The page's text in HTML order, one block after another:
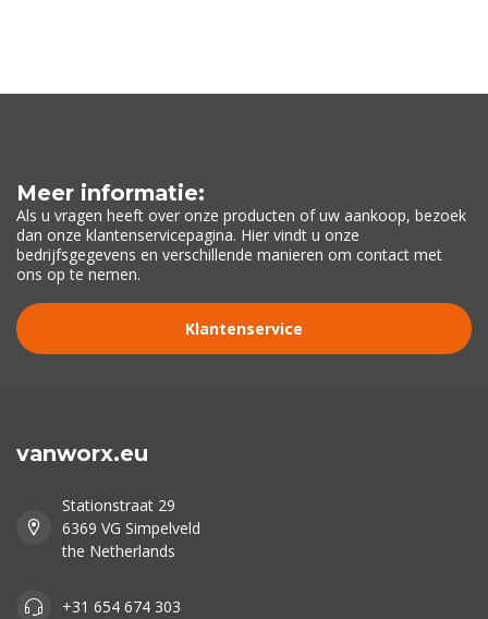
Meer informatie:
Als u vragen heeft over onze producten of uw aankoop, bezoek
dan onze klantenservicepagina. Hier vindt u onze
bedrijfsgegevens en verschillende manieren om contact met
ons op te nemen.
Klantenservice
vanworx.eu
Stationstraat 29
6369 VG Simpelveld
the Netherlands
+31 654 674 303